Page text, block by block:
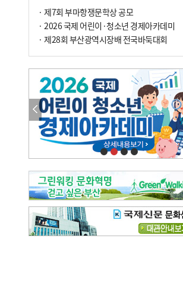
박현주의 책 이야기[전체보기]
차세대 축구황제는? 월드컵 아는만큼 보여요
문재필-여름_저녁무렵의호수
이 한편의 시조[전체보기]
참선 /오기환
고향 /김진규
주말 영화 박스오피스[전체보기]
오늘의 운세- [전체보기]
오늘의 운세- 2026년 8월 6일 (음 6월 24일)
오늘의 운세- 2026년 8월 5일 (음 6월 23일)
조해훈의 고전 속 이 문장 [전체보기]
· 제7회 부마항쟁문학상 공모
· 2026 국제 어린이·청소년 경제아카데미
· 제28회 부산광역시장배 전국바둑대회